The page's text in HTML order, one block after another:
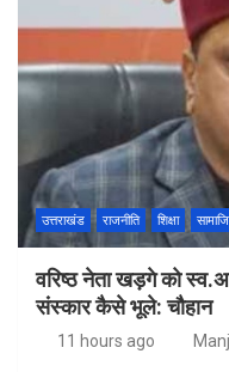
उत्तराखंड राजनीति शिक्षा
वरिष्ठ नेता खड़गे को
संस्कार कैसे भूले: चौहान
11 hours ago